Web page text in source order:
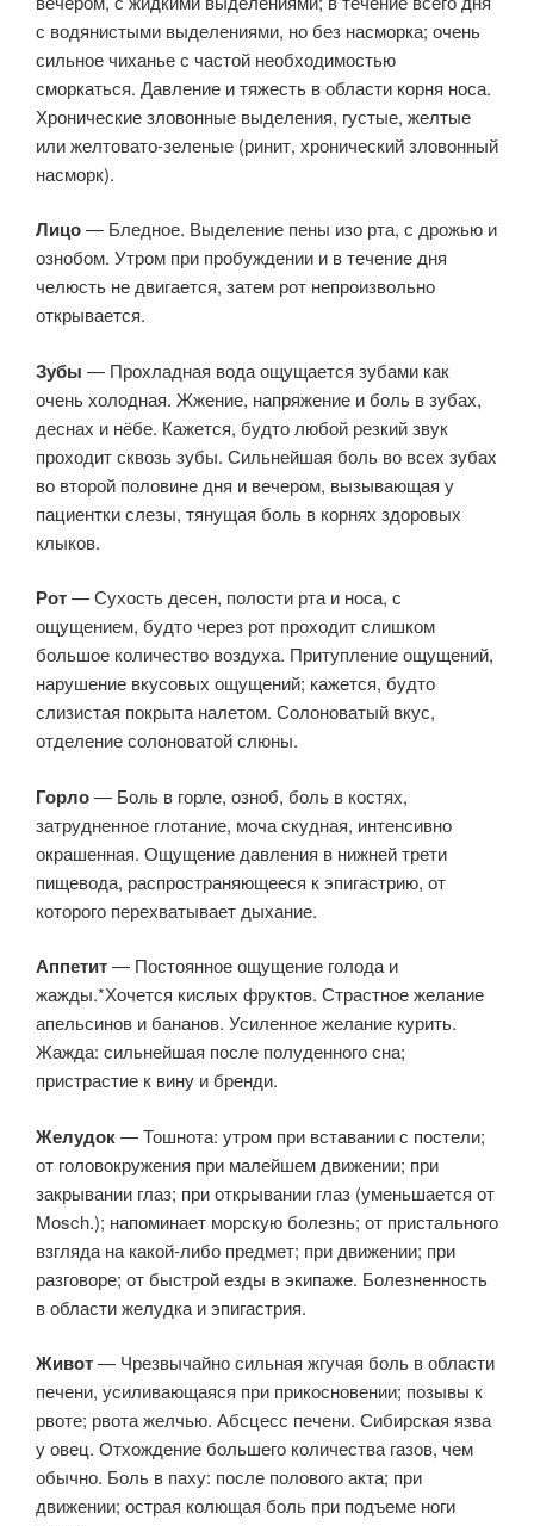
с водянистыми выделениями, но без насморка; очень
сильное чиханье с частой необходимостью
сморкаться. Давление и тяжесть в области корня носа.
Хронические зловонные выделения, густые, желтые
или желтовато-зеленые (ринит, хронический зловонный
насморк).
Лицо— Бледное. Выделение пены изо рта, с дрожью и
ознобом. Утром при пробуждении и в течение дня
челюсть не двигается, затем рот непроизвольно
открывается.
Зубы — Прохладная вода ощущается зубами как
очень холодная. Жжение, напряжение и боль в зубах,
деснах и нёбе. Кажется, будто любой резкий звук
проходит сквозь зубы. Сильнейшая боль во всех зубах
во второй половине дня и вечером, вызывающая у
пациентки слезы, тянущая боль в корнях здоровых
клыков.
Рот— Сухость десен, полости рта и носа, с
ощущением, будто через рот проходит слишком
большое количество воздуха. Притупление ощущений,
нарушение вкусовых ощущений; кажется, будто
слизистая покрыта налетом. Солоноватый вкус,
отделение солоноватой слюны.
Горло— Боль в горле, озноб, боль в костях,
затрудненное глотание, моча скудная, интенсивно
окрашенная. Ощущение давления в нижней трети
пищевода, распространяющееся к эпигастрию, от
которого перехватывает дыхание.
Аппетит— Постоянное ощущение голода и
жажды.*Хочется кислых фруктов. Страстное желание
апельсинов и бананов. Усиленное желание курить.
Жажда: сильнейшая после полуденного сна;
пристрастие к вину и бренди.
Желудок— Тошнота: утром при вставании с постели;
от головокружения при малейшем движении; при
закрывании глаз; при открывании глаз (уменьшается от
Mosch.); напоминает морскую болезнь; от пристального
взгляда на какой-либо предмет; при движении; при
разговоре; от быстрой езды в экипаже. Болезненность
в области желудка и эпигастрия.
Живот— Чрезвычайно сильная жгучая боль в области
печени, усиливающаяся при прикосновении; позывы к
рвоте; рвота желчью. Абсцесс печени. Сибирская язва
у овец. Отхождение большего количества газов, чем
обычно. Боль в паху: после полового акта; при
движении; острая колющая боль при подъеме ноги